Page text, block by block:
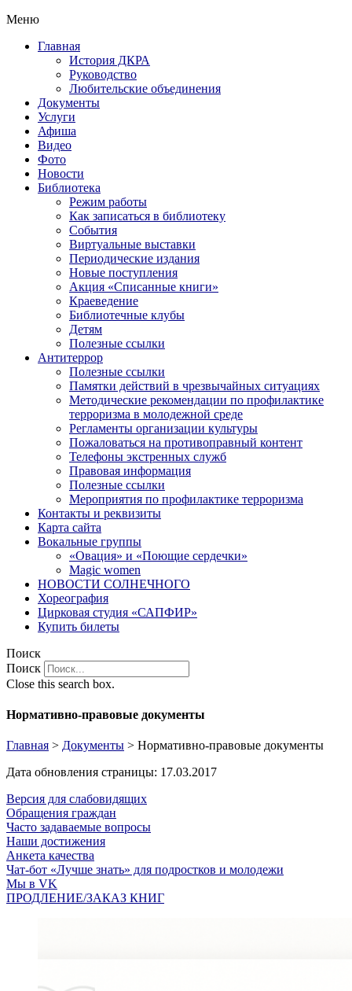
Меню
Главная
История ДКРА
Руководство
Любительские объединения
Документы
Услуги
Афиша
Видео
Фото
Новости
Библиотека
Режим работы
Как записаться в библиотеку
События
Виртуальные выставки
Периодические издания
Новые поступления
Акция «Списанные книги»
Краеведение
Библиотечные клубы
Детям
Полезные ссылки
Антитеррор
Полезные ссылки
Памятки действий в чрезвычайных ситуациях
Методические рекомендации по профилактике
терроризма в молодежной среде
Регламенты организации культуры
Пожаловаться на противоправный контент
Телефоны экстренных служб
Правовая информация
Полезные ссылки
Мероприятия по профилактике терроризма
Контакты и реквизиты
Карта сайта
Вокальные группы
«Овация» и «Поющие сердечки»
Magic women
НОВОСТИ СОЛНЕЧНОГО
Хореография
Цирковая студия «САПФИР»
Купить билеты
Поиск
Поиск
Close this search box.
Нормативно-правовые документы
Главная > Документы > Нормативно-правовые документы
Дата обновления страницы: 17.03.2017
Версия для слабовидящих
Обращения граждан
Часто задаваемые вопросы
Наши достижения
Анкета качества
Чат-бот «Лучше знать» для подростков и молодежи
Мы в VK
ПРОДЛЕНИЕ/ЗАКАЗ КНИГ